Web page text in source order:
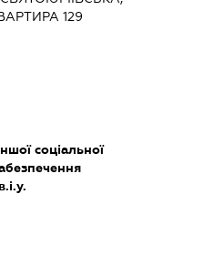
129
соціальної